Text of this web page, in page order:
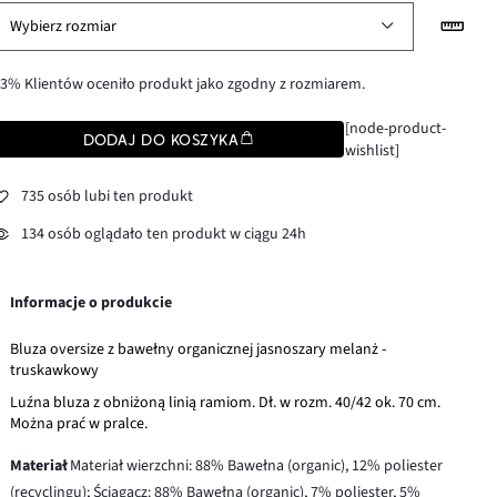
Wybierz rozmiar
Klientów oceniło produkt jako zgodny z rozmiarem.
DODAJ DO KOSZYKA
[node-product-
wishlist]
735 osób lubi ten produkt
134 osób oglądało ten produkt w ciągu 24h
Informacje o produkcie
Bluza oversize z bawełny organicznej jasnoszary melanż -
truskawkowy
Luźna bluza z obniżoną linią ramiom. Dł. w rozm. 40/42 ok. 70 cm.
Można prać w pralce.
MateriałMateriał wierzchni: 88% Bawełna (organic), 12% poliester
(recyclingu); Ściągacz: 88% Bawełna (organic), 7% poliester, 5%